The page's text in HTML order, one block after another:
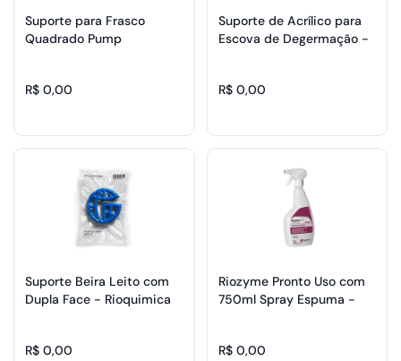
Suporte para Frasco
Quadrado Pump
R$ 0,00
Suporte de Acrílico para
Escova de Degermação -
R$ 0,00
Suporte Beira Leito com
Dupla Face - Rioquimica
R$ 0,00
Riozyme Pronto Uso com
750ml Spray Espuma -
R$ 0,00